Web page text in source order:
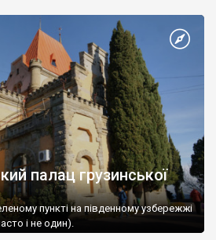
палац грузинської
пункті на південному узбережжі
і не один).